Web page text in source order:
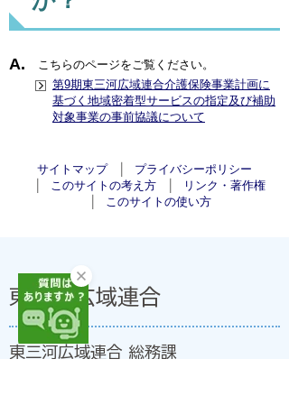
こちらのページをご覧ください。
第9期東三河広域連合介護保険事業計画に
基づく地域密着型サービスの指定及び補助
対象事業の事前協議について
サイトマップ
プライバシーポリシー
このサイトの考え方
リンク・著作権
このサイトの使い方
東三河広域連合
東三河広域連合 総務課